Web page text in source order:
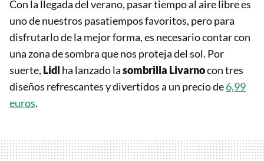
Con la llegada del verano, pasar tiempo al aire libre es
uno de nuestros pasatiempos favoritos, pero para
disfrutarlo de la mejor forma, es necesario contar con
una zona de sombra que nos proteja del sol. Por
suerte, Lidl ha lanzado lasombrilla Livarnocon tres
diseños refrescantes y divertidos a un precio de6,99
euros.